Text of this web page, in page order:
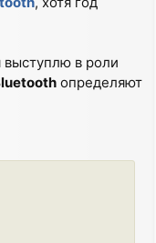
выступлю в роли
определяют